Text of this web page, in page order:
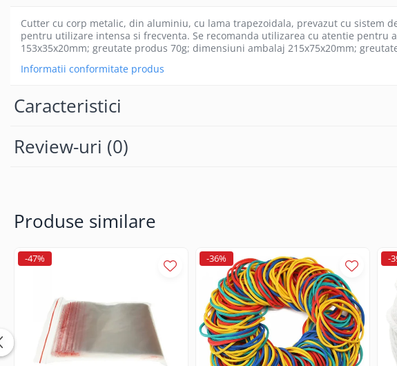
Cooler laptop
Ventilatoare USB
Accesorii monitoare
Accesorii smartphone
Adaptoare smartphone
Casti cu cablu
Gadgets smartphone
Incarcator auto
Incarcator priza retea
Lentile smartphone
Microfoane pentru smartphone
Cutter cu corp metalic, din aluminiu, cu lama trapezoidala, prevazut cu sistem
pentru utilizare intensa si frecventa. Se recomanda utilizarea cu atentie
153x35x20mm; greutate produs 70g; dimensiuni ambalaj 215x75x20mm;
Informatii conformitate produs
Caracteristici
Review-uri (0)
Produse similare
-47% -36% -